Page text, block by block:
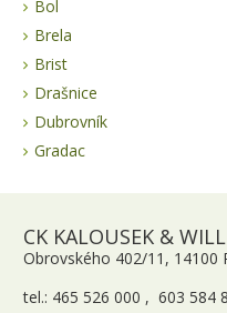
Bol
Brela
Brist
Drašnice
Dubrovník
Gradac
CK KALOUSEK &
Obrovského 402/11, 14100
tel.: 465 526 000 , 603 584